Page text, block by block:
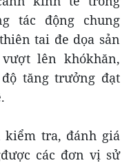
tác động chung
tai đe dọa sản
lên khókhăn,
tăng trưởng đạt
tra, đánh giá
các đơn vị sử